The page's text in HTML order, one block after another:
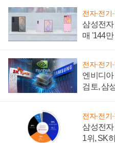
전자·전기
삼성전
매 '144만
전자·전기
엔비디아
검토, 삼
전자·전기
삼성전
1위, SK